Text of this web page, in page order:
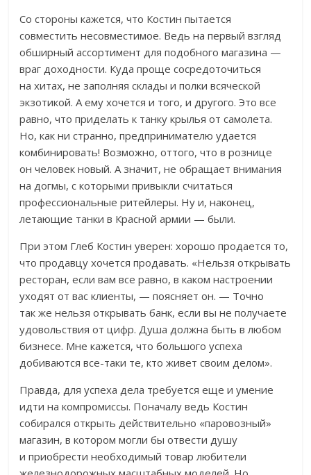
Со стороны кажется, что Костин пытается
совместить несовместимое. Ведь на первый взгляд
обширный ассортимент для подобного магазина —
враг доходности. Куда проще сосредоточиться
на хитах, не заполняя склады и полки всяческой
экзотикой. А ему хочется и того, и другого. Это все
равно, что приделать к танку крылья от самолета.
Но, как ни странно, предпринимателю удается
комбинировать! Возможно, оттого, что в рознице
он человек новый. А значит, не обращает внимания
на догмы, с которыми привыкли считаться
профессиональные ритейлеры. Ну и, наконец,
летающие танки в Красной армии — были.
При этом Глеб Костин уверен: хорошо продается то,
что продавцу хочется продавать. «Нельзя открывать
ресторан, если вам все равно, в каком настроении
уходят от вас клиенты, — поясняет он. — Точно
так же нельзя открывать банк, если вы не получаете
удовольствия от цифр. Душа должна быть в любом
бизнесе. Мне кажется, что большого успеха
добиваются все-таки те, кто живет своим делом».
Правда, для успеха дела требуется еще и умение
идти на компромиссы. Поначалу ведь Костин
собирался открыть действительно «паровозный»
магазин, в котором могли бы отвести душу
и приобрести необходимый товар любители